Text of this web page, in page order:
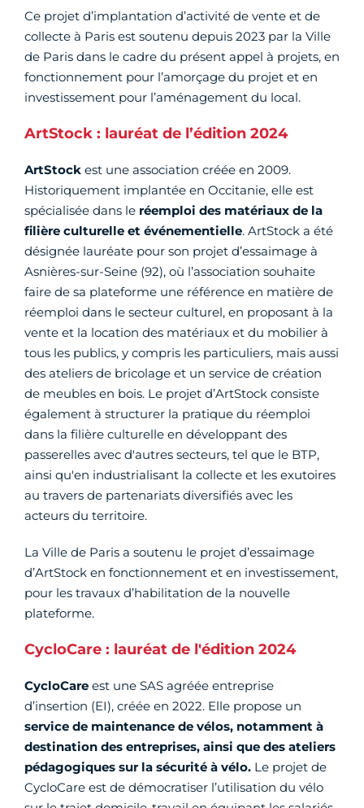
Ce projet d’implantation d’activité de vente et de
collecte à Paris est soutenu depuis 2023 par la Ville
de Paris dans le cadre du présent appel à projets, en
fonctionnement pour l’amorçage du projet et en
investissement pour l’aménagement du local.
ArtStock : lauréat de l’édition 2024
ArtStock est une association créée en 2009.
Historiquement implantée en Occitanie, elle est
spécialisée dans le réemploi des matériaux de la
filière culturelle et événementielle. ArtStock a été
désignée lauréate pour son projet d’essaimage à
Asnières-sur-Seine (92), où l’association souhaite
faire de sa plateforme une référence en matière de
réemploi dans le secteur culturel, en proposant à la
vente et la location des matériaux et du mobilier à
tous les publics, y compris les particuliers, mais aussi
des ateliers de bricolage et un service de création
de meubles en bois. Le projet d’ArtStock consiste
également à structurer la pratique du réemploi
dans la filière culturelle en développant des
passerelles avec d'autres secteurs, tel que le BTP,
ainsi qu'en industrialisant la collecte et les exutoires
au travers de partenariats diversifiés avec les
acteurs du territoire.
La Ville de Paris a soutenu le projet d’essaimage
d’ArtStock en fonctionnement et en investissement,
pour les travaux d’habilitation de la nouvelle
plateforme.
CycloCare : lauréat de l'édition 2024
CycloCare est une SAS agréée entreprise
d’insertion (EI), créée en 2022. Elle propose un
service de maintenance de vélos, notamment à
destination des entreprises, ainsi que des ateliers
pédagogiques sur la sécurité à vélo. Le projet de
CycloCare est de démocratiser l’utilisation du vélo